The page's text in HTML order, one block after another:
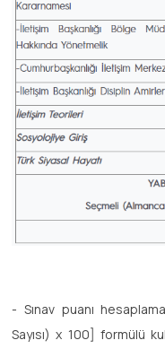
- Sınav puanı
Sayısı) x 100] formülü